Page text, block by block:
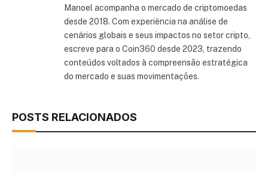
Manoel acompanha o mercado de criptomoedas
desde 2018. Com experiência na análise de
cenários globais e seus impactos no setor cripto,
escreve para o Coin360 desde 2023, trazendo
conteúdos voltados à compreensão estratégica
do mercado e suas movimentações.
POSTS RELACIONADOS